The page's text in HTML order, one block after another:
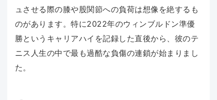
ュさせる際の膝や股関節への負荷は想像を絶するも
のがあります。特に2022年のウィンブルドン準優
勝というキャリアハイを記録した直後から、彼のテ
ニス人生の中で最も過酷な負傷の連鎖が始まりまし
た。